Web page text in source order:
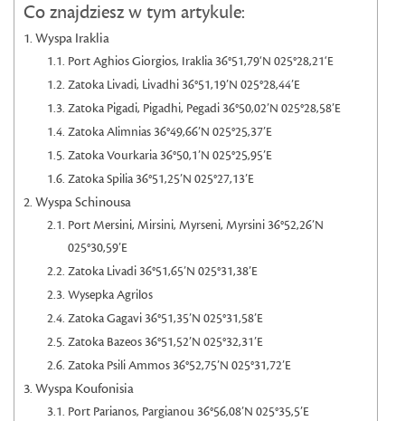
Co znajdziesz w tym artykule:
Wyspa Iraklia
Port Aghios Giorgios, Iraklia 36°51,79‘N 025°28,21‘E
Zatoka Livadi, Livadhi 36°51,19’N 025°28,44’E
Zatoka Pigadi, Pigadhi, Pegadi 36°50,02’N 025°28,58’E
Zatoka Alimnias 36°49,66’N 025°25,37’E
Zatoka Vourkaria 36°50,1’N 025°25,95’E
Zatoka Spilia 36°51,25’N 025°27,13’E
Wyspa Schinousa
Port Mersini, Mirsini, Myrseni, Myrsini 36°52,26’N
025°30,59’E
Zatoka Livadi 36°51,65’N 025°31,38’E
Wysepka Agrilos
Zatoka Gagavi 36°51,35’N 025°31,58’E
Zatoka Bazeos 36°51,52’N 025°32,31’E
Zatoka Psili Ammos 36°52,75’N 025°31,72’E
Wyspa Koufonisia
Port Parianos, Pargianou 36°56,08’N 025°35,5’E